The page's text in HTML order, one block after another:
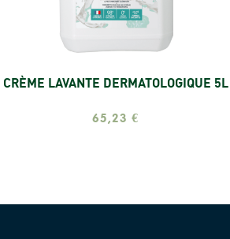
CRÈME LAVANTE DERMATOLOGIQUE 5L
Ajouter
65,23 €